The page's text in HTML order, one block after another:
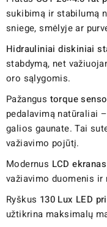
sukibimą ir stabilumą
sniege, smėlyje ar
Hidrauliniai diskiniai
stabdymą, net
oro sąlygomis.
Pažangus torque
pedalavimą natūraliai
galios gaunate. Tai
važiavimo pojūtį.
Modernus LCD
važiavimo duomenis
Ryškus 130 Lux LED
užtikrina maksimalų